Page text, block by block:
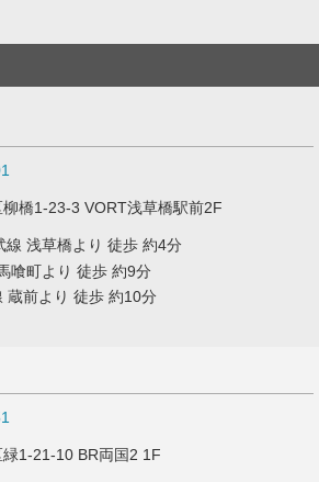
橋1-23-3 VORT浅草橋駅前2F
線 浅草橋より 徒歩 約4分
喰町より 徒歩 約9分
蔵前より 徒歩 約10分
1-21-10 BR両国2 1F